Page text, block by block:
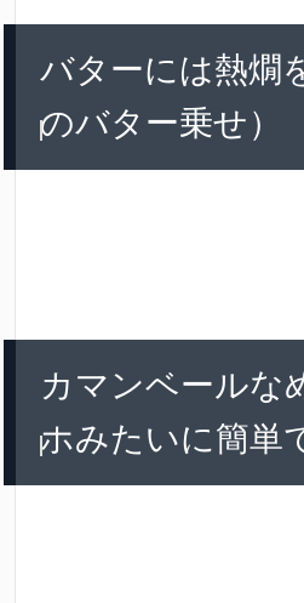
バターには熱燗
のバター乗せ）
カマンベールな
ホみたいに簡単